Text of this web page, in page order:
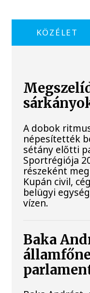
KÖZÉLET
A dobok
népesítették
sétány előtti
Sportrégiója
részeként
Kupán civil,
belügyi
vízen.
Baka